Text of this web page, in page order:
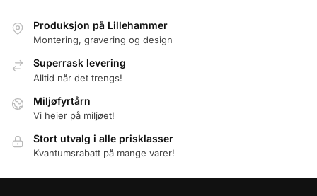
Produksjon på Lillehammer
Montering, gravering og design
Superrask levering
Alltid når det trengs!
Miljøfyrtårn
Vi heier på miljøet!
Stort utvalg i alle prisklasser
Kvantumsrabatt på mange varer!